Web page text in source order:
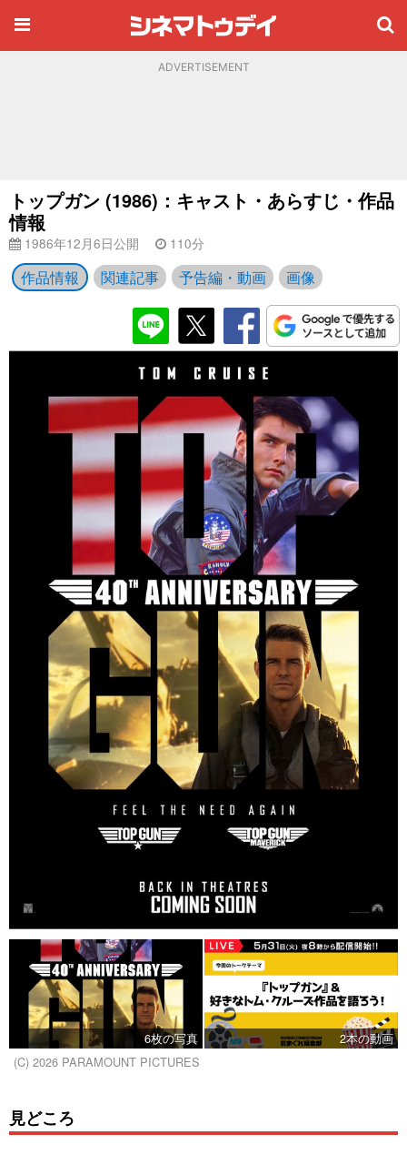
ADVERTISEMENT
トップガン (1986)：キャスト・あらすじ・作品
情報
1986年12月6日公開 110分
作品情報 関連記事 予告編・動画 画像
6枚の写真
2本の動画
(C) 2026 PARAMOUNT PICTURES
見どころ